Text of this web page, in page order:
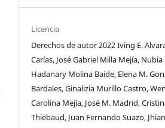
Licencia
Derechos de autor 2022 Iving E.
Carías, José Gabriel Milla Mejía, Nubia
Hadanary Molina Baide, Elena M.
Bardales, Ginalizia Murillo Castro,
Carolina Mejía, José M. Madrid,
Thiebaud, Juan Fernando Suazo,